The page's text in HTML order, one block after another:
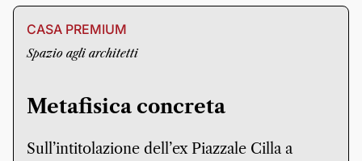
CASA PREMIUM
Spazio agli architetti
Metafisica concreta
Sull’intitolazione dell’ex Piazzale Cilla a